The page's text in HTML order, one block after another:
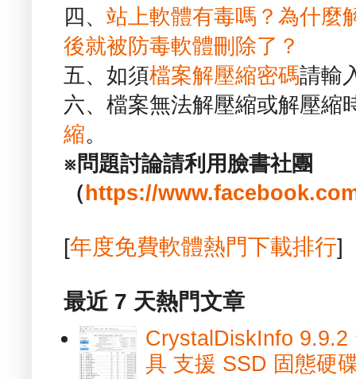
四、 站上軟體有毒嗎？為什麼
後就被防毒軟體刪除了？
五、如須檔案解壓縮密碼請輸
六、檔案無法解壓縮或解壓縮
縮。
※問題討論請利用臉書社團
（ https://
[年度免費軟體熱門下載排行]
最近 7 天熱門文章
CrystalDiskInfo 9.9.2
具 支援 SSD 固態硬